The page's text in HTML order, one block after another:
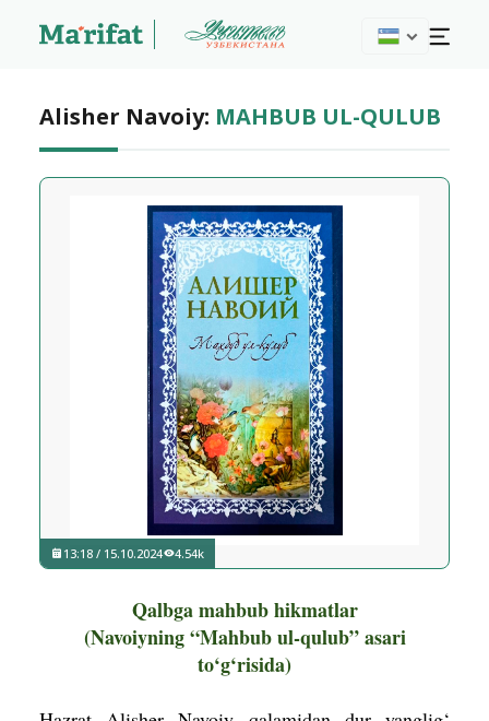
Alisher Navoiy: MAHBUB UL-QULUB
13:18 / 15.10.2024 4.54k
Qalbga mahbub hikmatlar
(Navoiyning “Mahbub ul-qulub” asari
to‘g‘risida)